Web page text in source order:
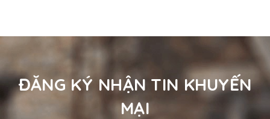
ĐĂNG KÝ NHẬN TIN KHUYẾN
MẠI